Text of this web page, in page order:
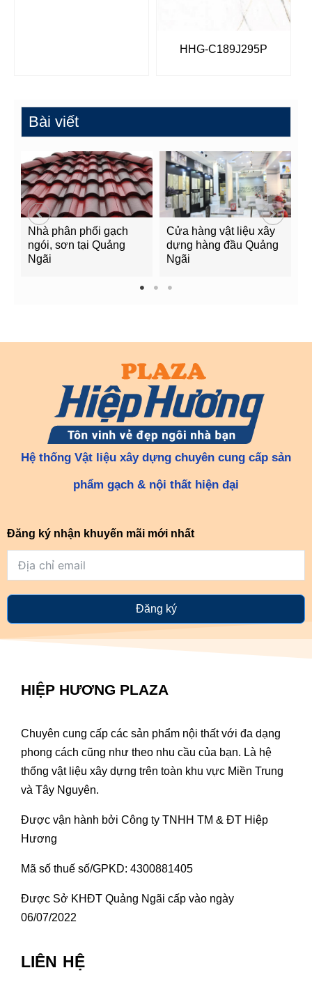
HHG-C189J295P
Bài viết
Nhà phân phối gạch
ngói, sơn tại Quảng
Ngãi
Cửa hàng vật liệu xây
dựng hàng đầu Quảng
Ngãi
1 2 3
Hệ thống Vật liệu xây dựng chuyên cung cấp sản
phẩm gạch & nội thất hiện đại
Đăng ký nhận khuyến mãi mới nhất
Đăng ký
HIỆP HƯƠNG PLAZA
Chuyên cung cấp các sản phẩm nội thất với đa dạng
phong cách cũng như theo nhu cầu của bạn. Là hệ
thống vật liệu xây dựng trên toàn khu vực Miền Trung
và Tây Nguyên.
Được vận hành bởi Công ty TNHH TM & ĐT Hiệp
Hương
Mã số thuế số/GPKD: 4300881405
Được Sở KHĐT Quảng Ngãi cấp vào ngày
06/07/2022
LIÊN HỆ